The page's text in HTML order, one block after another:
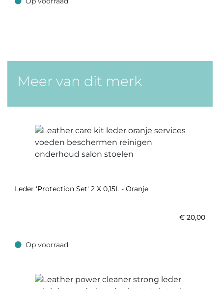
Op voorraad
Meer van dit merk
Leder 'Protection Set' 2 X 0,15L - Oranje
€ 20,00
Op voorraad
Op voorraad